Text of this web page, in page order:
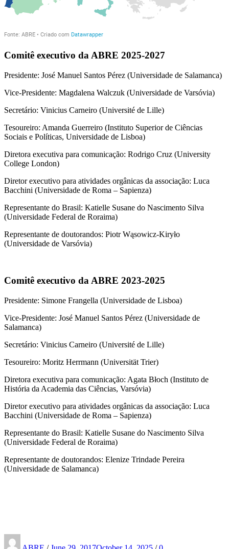
Comitê executivo da ABRE 2025-2027
Presidente: José Manuel Santos Pérez (Universidade de Salamanca)
Vice-Presidente: Magdalena Walczuk (Universidade de Varsóvia)
Secretário: Vinicius Carneiro (Université de Lille)
Tesoureiro: Amanda Guerreiro (Instituto Superior de Ciências
Sociais e Políticas, Universidade de Lisboa)
Diretora executiva para comunicação: Rodrigo Cruz (University
College London)
Diretor executivo para atividades orgânicas da associação: Luca
Bacchini (Universidade de Roma ‒ Sapienza)
Representante do Brasil: Katielle Susane do Nascimento Silva
(Universidade Federal de Roraima)
Representante de doutorandos: Piotr Wąsowicz-Kiryło
(Universidade de Varsóvia)
Comitê executivo da ABRE 2023-2025
Presidente: Simone Frangella (Universidade de Lisboa)
Vice-Presidente: José Manuel Santos Pérez (Universidade de
Salamanca)
Secretário: Vinicius Carneiro (Université de Lille)
Tesoureiro: Moritz Herrmann (Universität Trier)
Diretora executiva para comunicação: Agata Błoch (Instituto de
História da Academia das Ciências, Varsóvia)
Diretor executivo para atividades orgânicas da associação: Luca
Bacchini (Universidade de Roma ‒ Sapienza)
Representante do Brasil: Katielle Susane do Nascimento Silva
(Universidade Federal de Roraima)
Representante de doutorandos: Elenize Trindade Pereira
(Universidade de Salamanca)